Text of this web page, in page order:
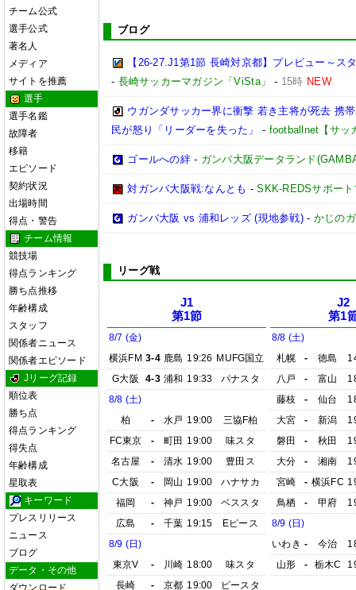
チーム公式
選手公式
著名人
メディア
サイトを推薦
選手
選手名鑑
故障者
移籍
エピソード
契約状況
出場時間
得点・警告
チーム情報
競技場
得点ランキング
勝ち点推移
年齢構成
スタッフ
関係者ニュース
関係者エピソード
Jリーグ記録
順位表
勝ち点
得点ランキング
得失点
年齢構成
星取表
キーワード
プレスリリース
ニュース
ブログ
データ・その他
ダウンロード
ブログ
【26-27.J1第1節 長崎対京都】プレビュー～
- 長崎サッカーマガジン「ViSta」 - 15時 NEW
ウガンダサッカー界に衝撃 若き主将が死去 携
民が怒り「リーダーを失った」
- footballnet【サッ
ゴールへの絆- ガンバ大阪データランド
対ガンバ大阪戦:なんとも -SKK-REDSサポー
ガンバ大阪 vs 浦和レッズ (現地参戦)- かじの
リーグ戦
J1
第1節
8/7 (金)
横浜FM 3-4 鹿島 19:26 MUFG国立
G大阪
4-3 浦和 19:33
パナスタ
8/8 (土)
柏
- 水戸 19:00
三協F柏
FC東京
- 町田 19:00
味スタ
名古屋
- 清水 19:00
豊田ス
C大阪
- 岡山 19:00
ハナサカ
福岡
- 神戸 19:00
ベススタ
広島
- 千葉 19:15
Eピース
8/9 (日)
東京V
- 川崎 18:00
味スタ
長崎
- 京都 19:00 ピースタ
J2
第1
8/8 (土)
札幌
- 徳島
八戸
- 富山
藤枝
- 仙台
大宮
- 新潟
磐田
- 秋田
大分
- 湘南
宮崎
- 横浜FC
鳥栖
- 甲府
8/9 (日)
いわき - 今治
山形
- 栃木C